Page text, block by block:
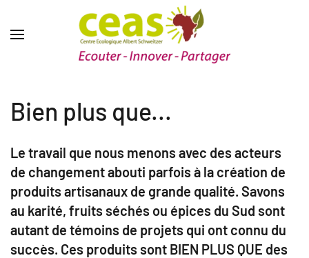
Bien plus que...
Le travail que nous menons avec des acteurs
de changement abouti parfois à la création de
produits artisanaux de grande qualité. Savons
au karité, fruits séchés ou épices du Sud sont
autant de témoins de projets qui ont connu du
succès. Ces produits sont BIEN PLUS QUE des